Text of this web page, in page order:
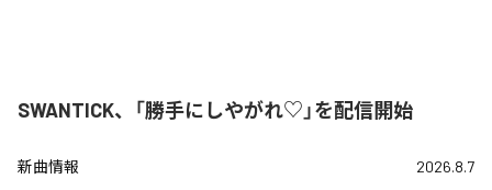
SWANTICK、「勝手にしやがれ♡」を配信開始
新曲情報 2026.8.7